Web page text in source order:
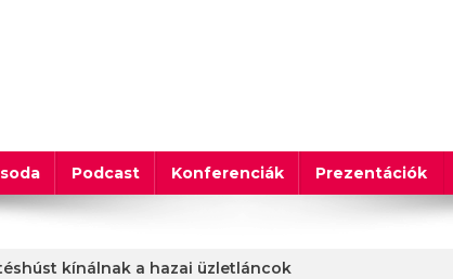
Podcast Konferenciák Prezentációk
kínálnak a hazai üzletláncok